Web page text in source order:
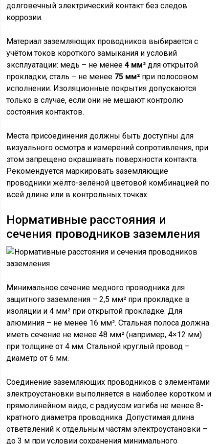
долговечный электрический контакт без следов
коррозии.
Материал заземляющих проводников выбирается с
учётом токов короткого замыкания и условий
эксплуатации: медь – не менее4 мм² для открытой
прокладки, сталь – не менее 75 мм² при полосовом
исполнении. Изоляционные покрытия допускаются
только в случае, если они не мешают контролю
состояния контактов.
Места присоединения должны быть доступны для
визуального осмотра и измерений сопротивления, при
этом запрещено окрашивать поверхности контакта.
Рекомендуется маркировать заземляющие
проводники жёлто-зелёной цветовой комбинацией по
всей длине или в контрольных точках.
Нормативные расстояния и
сечения проводников заземления
Минимальное сечение медного проводника для
защитного заземления – 2,5 мм² при прокладке в
изоляции и 4 мм² при открытой прокладке. Для
алюминия – не менее 16 мм². Стальная полоса должна
иметь сечение не менее 48 мм² (например, 4×12 мм)
при толщине от 4 мм. Стальной круглый провод –
диаметр от 6 мм.
Соединение заземляющих проводников с элементами
электроустановки выполняется в наиболее коротком и
прямолинейном виде, с радиусом изгиба не менее 8-
кратного диаметра проводника. Допустимая длина
ответвлений к отдельным частям электроустановки –
до 3 м при условии сохранения минимального